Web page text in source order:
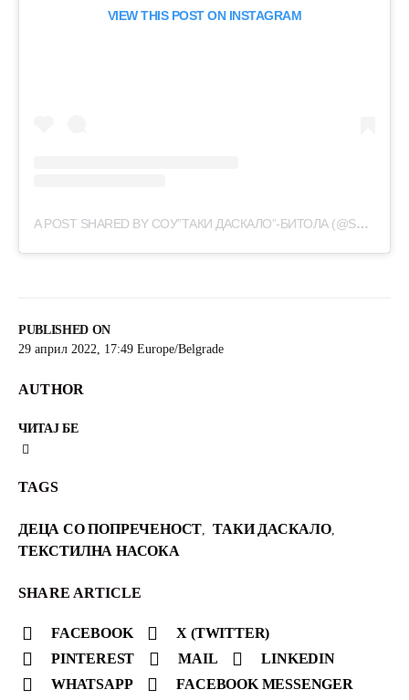
PUBLISHED ON
29 април 2022, 17:49 Europe/Belgrade
AUTHOR
ЧИТАЈ БЕ
TAGS
ДЕЦА СО ПОПРЕЧЕНОСТ, ТАКИ ДАСКАЛО,
ТЕКСТИЛНА НАСОКА
SHARE ARTICLE
FACEBOOK
X (TWITTER)
PINTEREST
MAIL
LINKEDIN
WHATSAPP
FACEBOOK MESSENGER
VIEW THIS POST ON INSTAGRAM
A POST SHARED BY СОУ”ТАКИ ДАСКАЛО”-БИТОЛА (@SOUTAKIDASKALO_TEKSTILNANASOKA)